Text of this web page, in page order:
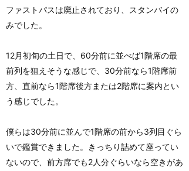
ファストパスは廃止されており、スタンバイの
みでした。
12月初旬の土日で、60分前に並べば1階席の最
前列を狙えそうな感じで、30分前なら1階席前
方、直前なら1階席後方または2階席に案内とい
う感じでした。
僕らは30分前に並んで1階席の前から3列目ぐら
いで鑑賞できました。きっちり詰めて座ってい
ないので、前方席でも2人分ぐらいなら空きがあ